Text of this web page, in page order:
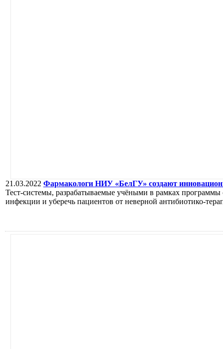
21.03.2022 Фармакологи НИУ «БелГУ» создают
Тест-системы, разрабатываемые учёными в рамках программы
инфекции и уберечь пациентов от неверной антибиотико-